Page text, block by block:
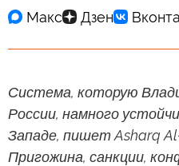
Система, которую
России, намного
Западе, пишет Asharq
Пригожина, санкции,